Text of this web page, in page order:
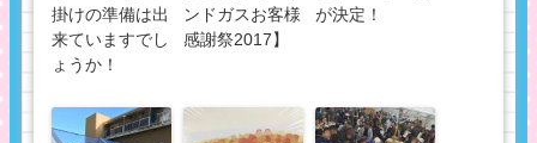
掛けの準備は出
来ていますでし
ょうか！
ンドガスお客様
感謝祭2017】
が決定！